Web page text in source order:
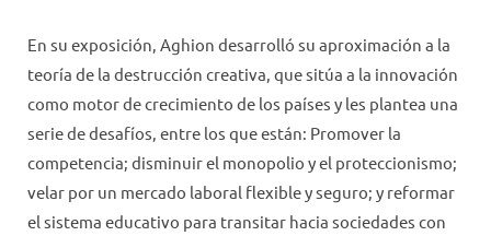
En su exposición, Aghion desarrolló su aproximación a la
teoría de la destrucción creativa, que sitúa a la innovación
como motor de crecimiento de los países y les plantea una
serie de desafíos, entre los que están: Promover la
competencia; disminuir el monopolio y el proteccionismo;
velar por un mercado laboral flexible y seguro; y reformar
el sistema educativo para transitar hacia sociedades con